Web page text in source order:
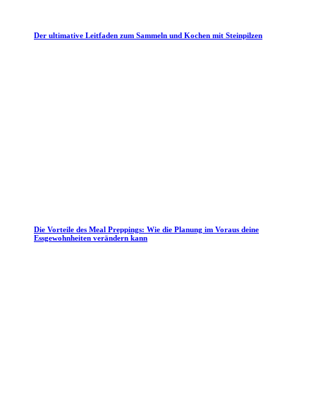
Der ultimative Leitfaden zum Sammeln und Kochen mit Steinpilzen
Die Vorteile des Meal Preppings: Wie die Planung im Voraus deine
Essgewohnheiten verändern kann